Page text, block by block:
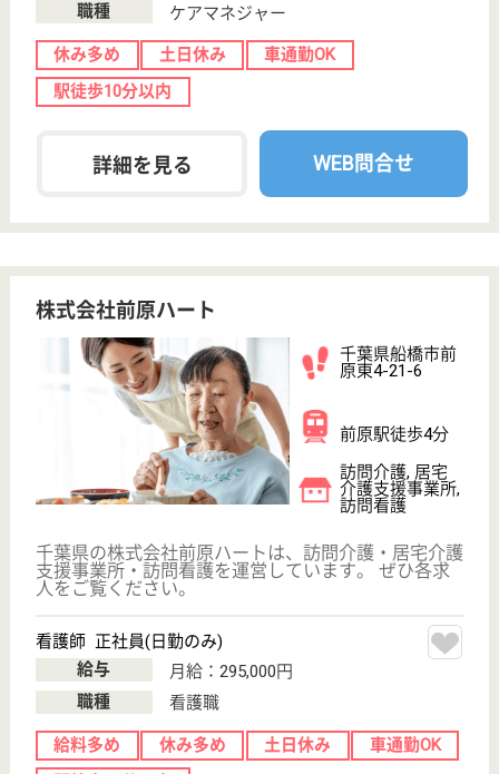
初めての介護転職
介護転職お悩み相談室
介護業界給与データ
転職事例
サイトマップ 利用規約
プライバシーポリシー 運営会社
看護師の求人・転職なら